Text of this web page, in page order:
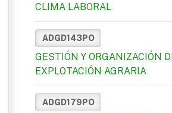
CLIMA LABORAL
ADGD143PO
GESTIÓN Y ORGANIZACIÓN
EXPLOTACIÓN AGRARIA
ADGD179PO